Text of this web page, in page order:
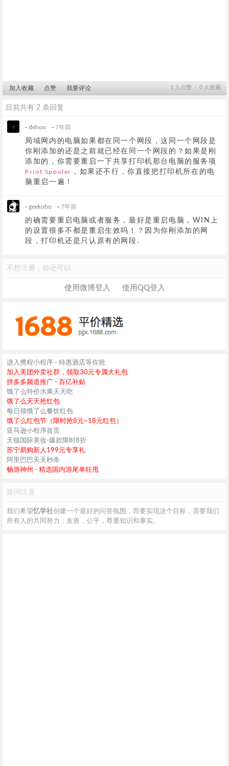
1 人点赞 ∙ 0 人收藏
加入收藏 点赞 我要评论
目前共有 2 条回复
-dehoo -7年前
局域网内的电脑如果都在同一个网段，这同一个网段是
你刚添加的还是之前就已经在同一个网段的？如果是刚
添加的，你需要重启一下共享打印机那台电脑的服务项
Print Spooler
，如果还不行，你直接把打印机所在的电
脑重启一遍！
-geekobo -7年前
的确需要重启电脑或者服务，最好是重启电脑，WIN上
的设置很多不都是重启生效吗！？因为你刚添加的网
段，打印机还是只认原有的网段.
不想注册，你还可以
使用微博登入 使用QQ登入
进入携程小程序 - 特惠酒店等你抢
加入美团外卖社群，领取30元专属大礼包
拼多多频道推广 - 百亿补贴
饿了么特价水果天天吃
饿了么天天抢红包
每日领饿了么餐饮红包
饿了么红包节（限时抢8元~18元红包）
亚马逊小程序首页
天猫国际美妆-爆款限时8折
苏宁易购新人199元专享礼
阿里巴巴天天秒杀
畅游神州 - 精选国内游尾单狂甩
提问注意
我们希望忆学社创建一个最好的问答氛围，而要实现这个目标，需要我们
所有人的共同努力：友善，公平，尊重知识和事实。